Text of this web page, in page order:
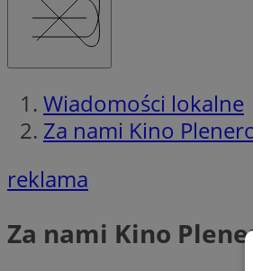
Wiadomości lokalne
Za nami Kino
reklama
Za nami Kino